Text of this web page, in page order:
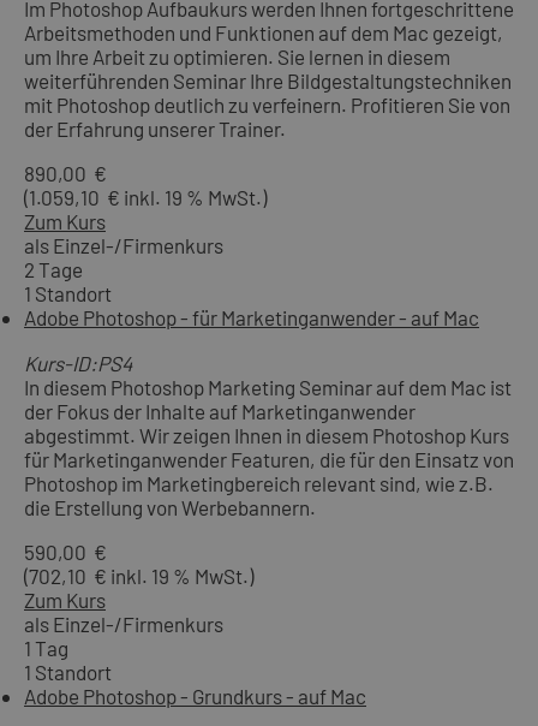
Im Photoshop Aufbaukurs werden Ihnen fortgeschrittene
Arbeitsmethoden und Funktionen auf dem Mac gezeigt,
um Ihre Arbeit zu optimieren. Sie lernen in diesem
weiterführenden Seminar Ihre Bildgestaltungstechniken
mit Photoshop deutlich zu verfeinern. Profitieren Sie von
der Erfahrung unserer Trainer.
890,00 €
(1.059,10 € inkl. 19 % MwSt.)
Zum Kurs
als Einzel-/Firmenkurs
2 Tage
1 Standort
Adobe Photoshop - für Marketinganwender - auf Mac
Kurs-ID:PS4
In diesem Photoshop Marketing Seminar auf dem Mac ist
der Fokus der Inhalte auf Marketinganwender
abgestimmt. Wir zeigen Ihnen in diesem Photoshop Kurs
für Marketinganwender Featuren, die für den Einsatz von
Photoshop im Marketingbereich relevant sind, wie z.B.
die Erstellung von Werbebannern.
590,00 €
(702,10 € inkl. 19 % MwSt.)
Zum Kurs
als Einzel-/Firmenkurs
1 Tag
1 Standort
Adobe Photoshop - Grundkurs - auf Mac